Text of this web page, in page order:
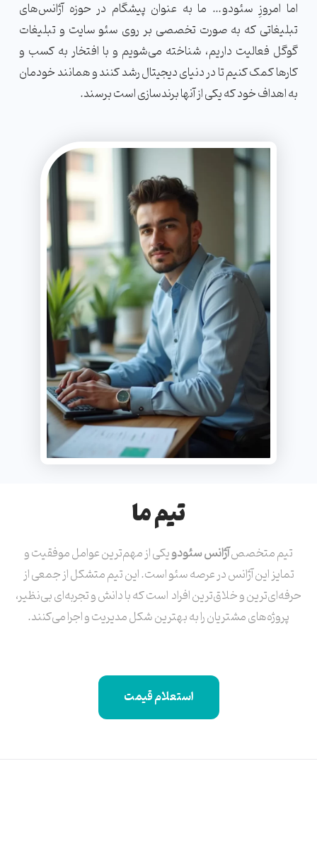
اما امروزِ سئودو… ما به عنوان پیشگام در حوزه‌ آژانس‌های
تبلیغاتی که به صورت تخصصی بر روی سئو سایت و تبلیغات
گوگل فعالیت داریم، شناخته می‌شویم و با افتخار به کسب و
کارها کمک کنیم تا در دنیای دیجیتال رشد کنند و همانند خودمان
به اهداف خود که یکی از آنها برندسازی ا‌ست برسند.
تیم ما
تیم متخصصآژانس سئودویکی از مهم‌ترین عوامل موفقیت و
تمایز این آژانس در عرصه سئو است. این تیم متشکل از جمعی از
حرفه‌ای‌ترین و خلاق‌ترین افراد است که با دانش و تجربه‌ای بی‌نظیر،
پروژه‌های مشتریان را به بهترین شکل مدیریت و اجرا می‌کنند.
استعلام قیمت